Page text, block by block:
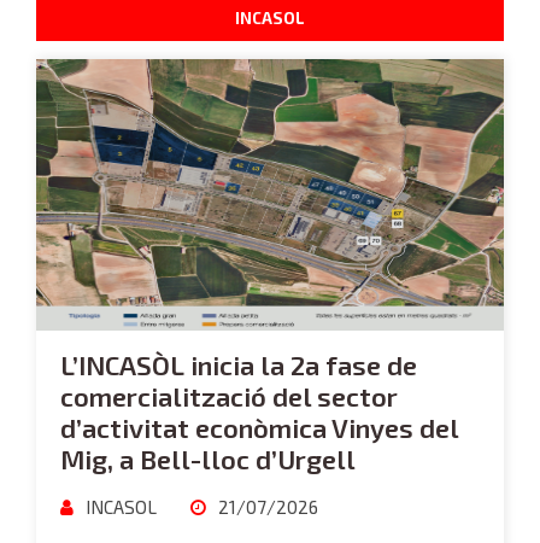
INCASOL
L’INCASÒL inicia la 2a fase de
comercialització del sector
d’activitat econòmica Vinyes del
Mig, a Bell-lloc d’Urgell
INCASOL 21/07/2026